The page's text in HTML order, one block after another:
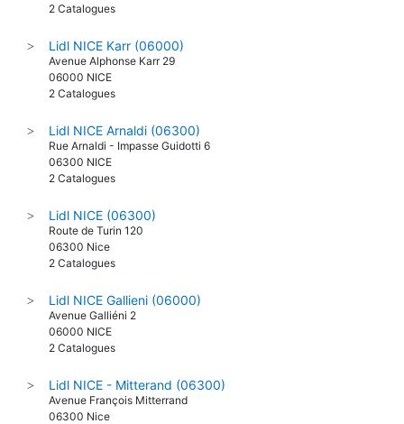
2 Catalogues
> Lidl NICE Karr (06000)
Avenue Alphonse Karr 29
06000 NICE
2 Catalogues
> Lidl NICE Arnaldi (06300)
Rue Arnaldi - Impasse Guidotti 6
06300 NICE
2 Catalogues
> Lidl NICE (06300)
Route de Turin 120
06300 Nice
2 Catalogues
> Lidl NICE Gallieni (06000)
Avenue Galliéni 2
06000 NICE
2 Catalogues
> Lidl NICE - Mitterand (06300)
Avenue François Mitterrand
06300 Nice